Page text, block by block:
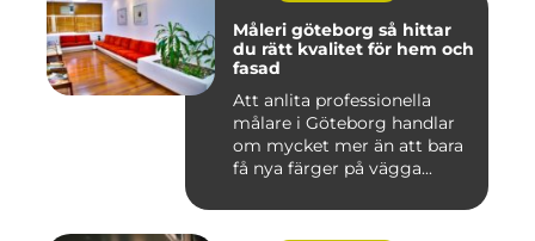
Måleri göteborg så hittar
du rätt kvalitet för hem och
fasad
Att anlita professionella
målare i Göteborg handlar
om mycket mer än att bara
få nya färger på vägga...